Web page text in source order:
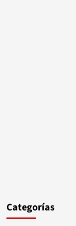
Categorías